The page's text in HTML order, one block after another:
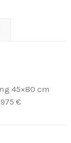
45×80 cm
€